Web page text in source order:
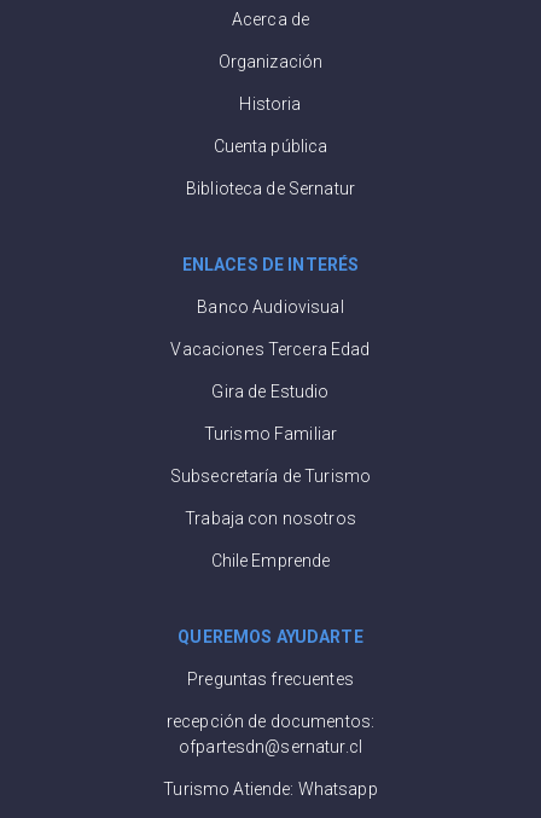
Acerca de
Organización
Historia
Cuenta pública
Biblioteca de Sernatur
ENLACES DE INTERÉS
Banco Audiovisual
Vacaciones Tercera Edad
Gira de Estudio
Turismo Familiar
Subsecretaría de Turismo
Trabaja con nosotros
Chile Emprende
QUEREMOS AYUDARTE
Preguntas frecuentes
recepción de documentos:
ofpartesdn@sernatur.cl
Turismo Atiende: Whatsapp